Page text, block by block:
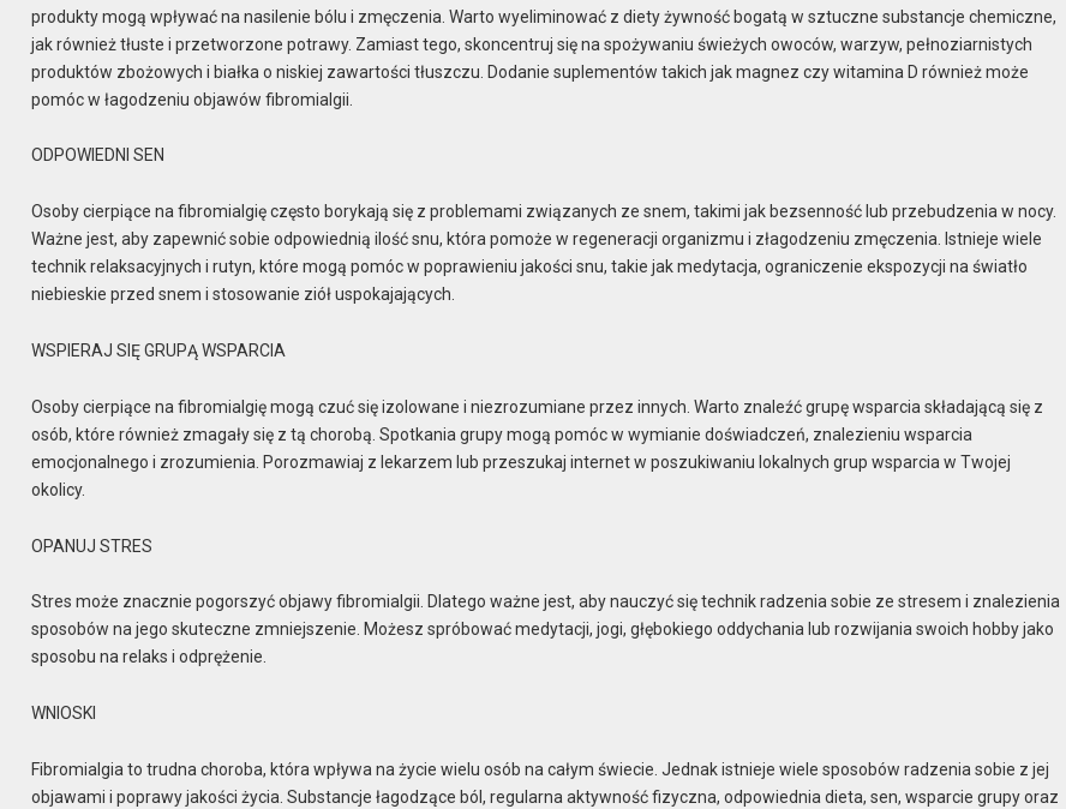
produkty mogą wpływać na nasilenie bólu i zmęczenia. Warto wyeliminować z diety żywność bogatą w sztuczne substancje chemiczne,
jak również tłuste i przetworzone potrawy. Zamiast tego, skoncentruj się na spożywaniu świeżych owoców, warzyw, pełnoziarnistych
produktów zbożowych i białka o niskiej zawartości tłuszczu. Dodanie suplementów takich jak magnez czy witamina D również może
pomóc w łagodzeniu objawów fibromialgii.
ODPOWIEDNI SEN
Osoby cierpiące na fibromialgię często borykają się z problemami związanych ze snem, takimi jak bezsenność lub przebudzenia w nocy.
Ważne jest, aby zapewnić sobie odpowiednią ilość snu, która pomoże w regeneracji organizmu i złagodzeniu zmęczenia. Istnieje wiele
technik relaksacyjnych i rutyn, które mogą pomóc w poprawieniu jakości snu, takie jak medytacja, ograniczenie ekspozycji na światło
niebieskie przed snem i stosowanie ziół uspokajających.
WSPIERAJ SIĘ GRUPĄ WSPARCIA
Osoby cierpiące na fibromialgię mogą czuć się izolowane i niezrozumiane przez innych. Warto znaleźć grupę wsparcia składającą się z
osób, które również zmagały się z tą chorobą. Spotkania grupy mogą pomóc w wymianie doświadczeń, znalezieniu wsparcia
emocjonalnego i zrozumienia. Porozmawiaj z lekarzem lub przeszukaj internet w poszukiwaniu lokalnych grup wsparcia w Twojej
okolicy.
OPANUJ STRES
Stres może znacznie pogorszyć objawy fibromialgii. Dlatego ważne jest, aby nauczyć się technik radzenia sobie ze stresem i znalezienia
sposobów na jego skuteczne zmniejszenie. Możesz spróbować medytacji, jogi, głębokiego oddychania lub rozwijania swoich hobby jako
sposobu na relaks i odprężenie.
WNIOSKI
Fibromialgia to trudna choroba, która wpływa na życie wielu osób na całym świecie. Jednak istnieje wiele sposobów radzenia sobie z jej
objawami i poprawy jakości życia. Substancje łagodzące ból, regularna aktywność fizyczna, odpowiednia dieta, sen, wsparcie grupy oraz